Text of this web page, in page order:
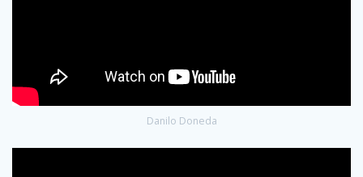
Danilo Doneda